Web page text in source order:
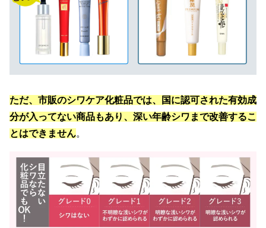
ただ、市販のシワケア化粧品では、国に認可された有効成
分が入ってない商品もあり、深い年齢シワまで改善するこ
とはできません。